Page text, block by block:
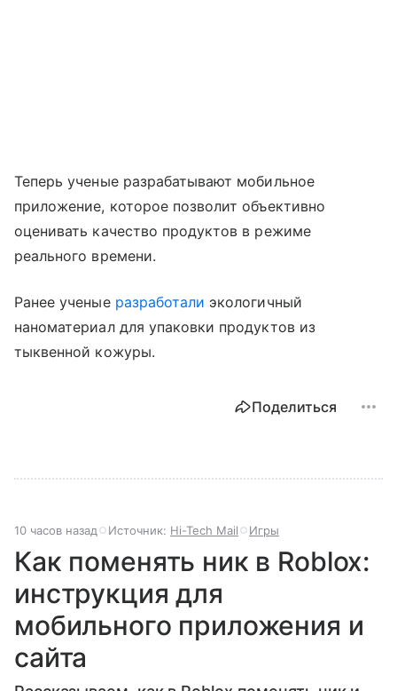
Теперь ученые разрабатывают мобильное
приложение, которое позволит объективно
оценивать качество продуктов в режиме
реального времени.
Ранее ученые разработали экологичный
наноматериал для упаковки продуктов из
тыквенной кожуры.
Поделиться
10 часов назад Источник: Hi-Tech Mail Игры
Как поменять ник в Roblox:
инструкция для
мобильного приложения и
сайта